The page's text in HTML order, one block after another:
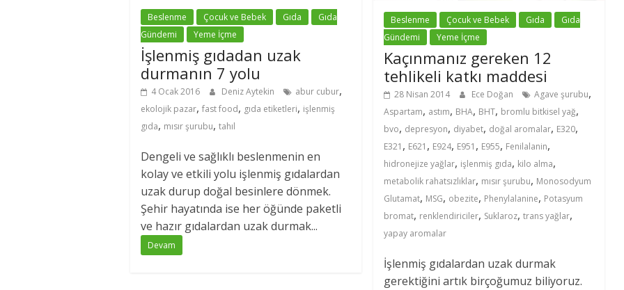
Beslenme Çocuk ve Bebek Gıda
Gıda
Gündemi
Yeme İçme
İşlenmiş gıdadan uzak
durmanın 7 yolu
4 Ocak 2016 Deniz Aytekin abur cubur,
ekolojik pazar, fast food, gıda etiketleri, işlenmiş
gıda, mısır şurubu, tahıl
Dengeli ve sağlıklı beslenmenin en
kolay ve etkili yolu işlenmiş gıdalardan
uzak durup doğal besinlere dönmek.
Şehir hayatında ise her öğünde paketli
ve hazır gıdalardan uzak durmak...
Devam
Beslenme Çocuk ve Bebek Gıda
Gıda
Gündemi
Yeme İçme
Kaçınmanız gereken 12
tehlikeli katkı maddesi
28 Nisan 2014 Ece Doğan Agave şurubu,
Aspartam, astım, BHA, BHT, bromlu bitkisel yağ,
bvo, depresyon, diyabet, doğal aromalar, E320,
E321 , E621 , E924, E951 , E955, Fenilalanin,
hidronejize yağlar, işlenmiş gıda, kilo alma,
metabolik rahatsızlıklar, mısır şurubu, Monosodyum
Glutamat, MSG, obezite, Phenylalanine, Potasyum
bromat, renklendiriciler, Suklaroz,trans yağlar,
yapay aromalar
İşlenmiş gıdalardan uzak durmak
gerektiğini artık birçoğumuz biliyoruz.